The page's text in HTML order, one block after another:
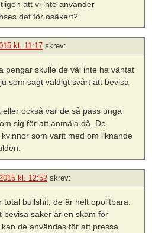
att vi inte använder
det för osäkert?
kl. 11:17 skrev:
pengar skulle de väl inte ha väntat
som sagt väldigt svårt att bevisa
också var de så pass unga
sig för att anmäla då. De
som varit med om liknande
kl. 12:52 skrev:
bullshit, de är helt opolitbara.
bevisa saker är en skam för
de användas för att pressa